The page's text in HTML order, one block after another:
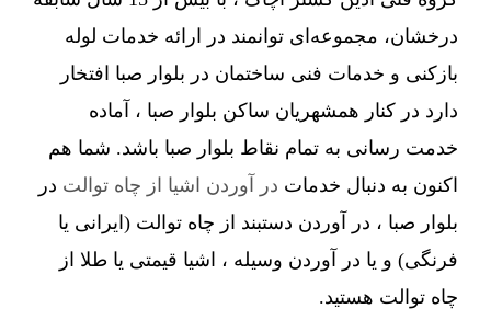
درخشان، مجموعه‌ای توانمند در ارائه خدمات لوله
بازکنی و خدمات فنی ساختمان در بلوار صبا افتخار
دارد در کنار همشهریان ساکن بلوار صبا ، آماده
خدمت رسانی به تمام نقاط بلوار صبا باشد. شما هم
اکنون به دنبال خدمات در آوردن اشیا از چاه توالت در
بلوار صبا ، در آوردن دستبند از چاه توالت (ایرانی یا
فرنگی) و یا در آوردن وسیله ، اشیا قیمتی یا طلا از
چاه توالت هستید.